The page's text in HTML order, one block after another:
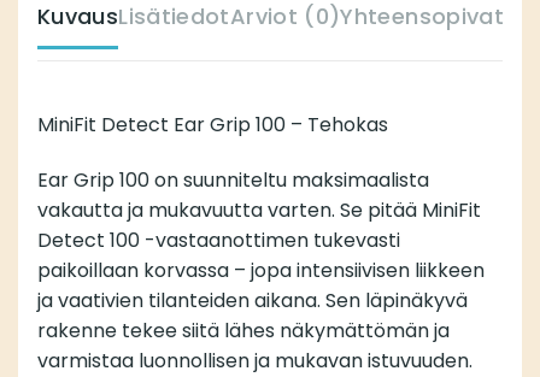
KuvausLisätiedotArviot (0)Yhteensopivat
MiniFit Detect Ear Grip 100 – Tehokas
Ear Grip 100 on suunniteltu maksimaalista
vakautta ja mukavuutta varten. Se pitää MiniFit
Detect 100 -vastaanottimen tukevasti
paikoillaan korvassa – jopa intensiivisen liikkeen
ja vaativien tilanteiden aikana. Sen läpinäkyvä
rakenne tekee siitä lähes näkymättömän ja
varmistaa luonnollisen ja mukavan istuvuuden.